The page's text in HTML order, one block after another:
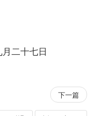
十七日
下一篇